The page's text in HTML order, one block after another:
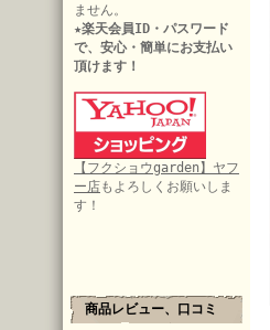
ません。
★楽天会員ID・パスワード
で、安心・簡単にお支払い
頂けます！
【フクショウgarden】ヤフ
ー店もよろしくお願いしま
す！
商品レビュー、口コミ